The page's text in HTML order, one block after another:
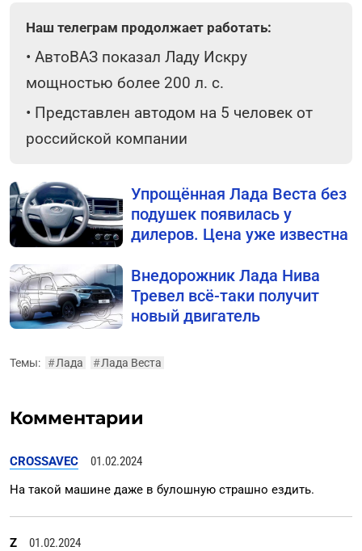
Наш телеграм продолжает работать:
• АвтоВАЗ показал Ладу Искру
мощностью более 200 л. с.
• Представлен автодом на 5 человек от
российской компании
Упрощённая Лада Веста без
подушек появилась у
дилеров. Цена уже известна
Внедорожник Лада Нива
Тревел всё-таки получит
новый двигатель
Темы: #Лада #Лада Веста
Комментарии
CROSSAVEC
01.02.2024
На такой машине даже в булошную страшно ездить.
Z
01.02.2024